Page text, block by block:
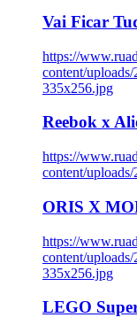
Vai Ficar
https://
content/
335x256.jpg
Reebok x
https://
content/
ORIS X
https://
content/
335x256.jpg
LEGO